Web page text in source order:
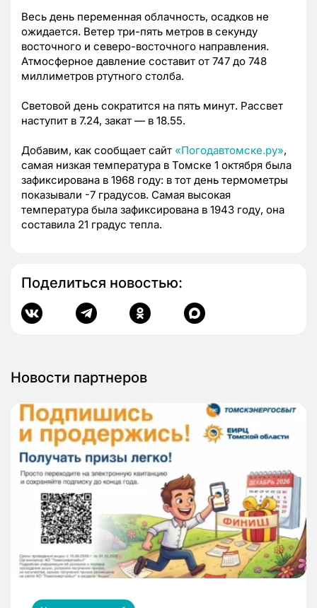
Весь день переменная облачность, осадков не
ожидается. Ветер три-пять метров в секунду
восточного и северо-восточного направления.
Атмосферное давление составит от 747 до 748
миллиметров ртутного столба.
Световой день сократится на пять минут. Рассвет
наступит в 7.24, закат — в 18.55.
Добавим, как сообщает сайт «Погодавтомске.ру»,
самая низкая температура в Томске 1 октября была
зафиксирована в 1968 году: в тот день термометры
показывали -7 градусов. Самая высокая
температура была зафиксирована в 1943 году, она
составила 21 градус тепла.
Поделиться новостью:
Новости партнеров